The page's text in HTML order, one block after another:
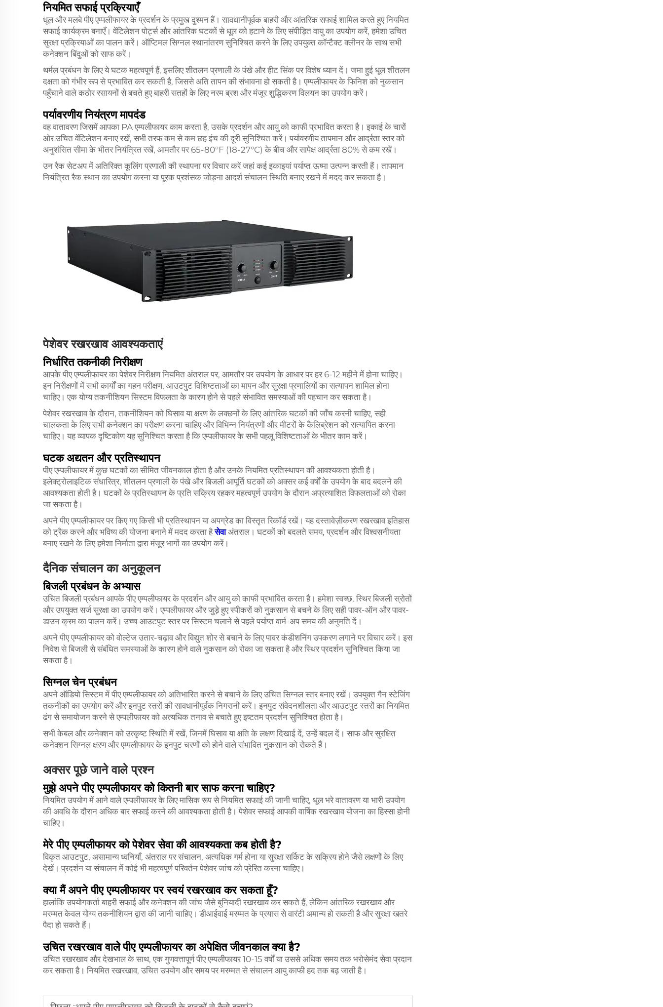
नियमित सफाई प्रक्रियाएँ
धूल और मलबे पीए एम्पलीफायर के प्रदर्शन के प्रमुख दुश्मन हैं। सावधानीपूर्वक बाहरी और आंतरिक सफाई शामिल करते हुए नियमित
सफाई कार्यक्रम बनाएँ। वेंटिलेशन पोर्ट्स और आंतरिक घटकों से धूल को हटाने के लिए संपीड़ित वायु का उपयोग करें, हमेशा उचित
सुरक्षा प्रक्रियाओं का पालन करें। ऑप्टिमल सिग्नल स्थानांतरण सुनिश्चित करने के लिए उपयुक्त कॉन्टैक्ट क्लीनर के साथ सभी
कनेक्शन बिंदुओं को साफ करें।
थर्मल प्रबंधन के लिए ये घटक महत्वपूर्ण हैं, इसलिए शीतलन प्रणाली के पंखे और हीट सिंक पर विशेष ध्यान दें। जमा हुई धूल शीतलन
दक्षता को गंभीर रूप से प्रभावित कर सकती है, जिससे अति तापन की संभावना हो सकती है। एम्पलीफायर के फिनिश को नुकसान
पहुँचाने वाले कठोर रसायनों से बचते हुए बाहरी सतहों के लिए नरम ब्रश और मंजूर शुद्धिकरण विलयन का उपयोग करें।
पर्यावरणीय नियंत्रण मापदंड
वह वातावरण जिसमें आपका PA एम्पलीफायर काम करता है, उसके प्रदर्शन और आयु को काफी प्रभावित करता है। इकाई के चारों
ओर उचित वेंटिलेशन बनाए रखें, सभी तरफ कम से कम छह इंच की दूरी सुनिश्चित करें। पर्यावरणीय तापमान और आर्द्रता स्तर को
अनुशंसित सीमा के भीतर नियंत्रित रखें, आमतौर पर 65-80°F (18-27°C) के बीच और सापेक्ष आर्द्रता 80% से कम रखें।
उन रैक सेटअप में अतिरिक्त कूलिंग प्रणाली की स्थापना पर विचार करें जहां कई इकाइयां पर्याप्त ऊष्मा उत्पन्न करती हैं। तापमान
नियंत्रित रैक स्थान का उपयोग करना या पूरक प्रशंसक जोड़ना आदर्श संचालन स्थिति बनाए रखने में मदद कर सकता है।
पेशेवर रखरखाव आवश्यकताएं
निर्धारित तकनीकी निरीक्षण
आपके पीए एम्पलीफायर का पेशेवर निरीक्षण नियमित अंतराल पर, आमतौर पर उपयोग के आधार पर हर 6-12 महीने में होना चाहिए।
इन निरीक्षणों में सभी कार्यों का गहन परीक्षण, आउटपुट विशिष्टताओं का मापन और सुरक्षा प्रणालियों का सत्यापन शामिल होना
चाहिए। एक योग्य तकनीशियन सिस्टम विफलता के कारण होने से पहले संभावित समस्याओं की पहचान कर सकता है।
पेशेवर रखरखाव के दौरान, तकनीशियन को घिसाव या क्षरण के लक्छनों के लिए आंतरिक घटकों की जाँच करनी चाहिए, सही
चालकता के लिए सभी कनेक्शन का परीक्षण करना चाहिए और विभिन्न नियंत्रणों और मीटरों के कैलिब्रेशन को सत्यापित करना
चाहिए। यह व्यापक दृष्टिकोण यह सुनिश्चित करता है कि एम्पलीफायर के सभी पहलू विशिष्टताओं के भीतर काम करें।
घटक अद्यतन और प्रतिस्थापन
पीए एम्पलीफायर में कुछ घटकों का सीमित जीवनकाल होता है और उनके नियमित प्रतिस्थापन की आवश्यकता होती है।
इलेक्ट्रोलाइटिक संधारित्र, शीतलन प्रणाली के पंखे और बिजली आपूर्ति घटकों को अक्सर कई वर्षों के उपयोग के बाद बदलने की
आवश्यकता होती है। घटकों के प्रतिस्थापन के प्रति सक्रिय रहकर महत्वपूर्ण उपयोग के दौरान अप्रत्याशित विफलताओं को रोका
जा सकता है।
अपने पीए एम्पलीफायर पर किए गए किसी भी प्रतिस्थापन या अपग्रेड का विस्तृत रिकॉर्ड रखें। यह दस्तावेज़ीकरण रखरखाव इतिहास
को ट्रैक करने और भविष्य की योजना बनाने में मदद करता हैसेवाअंतराल। घटकों को बदलते समय, प्रदर्शन और विश्वसनीयता
बनाए रखने के लिए हमेशा निर्माता द्वारा मंजूर भागों का उपयोग करें।
दैनिक संचालन का अनुकूलन
बिजली प्रबंधन के अभ्यास
उचित बिजली प्रबंधन आपके पीए एम्पलीफायर के प्रदर्शन और आयु को काफी प्रभावित करता है। हमेशा स्वच्छ, स्थिर बिजली स्रोतों
और उपयुक्त सर्ज सुरक्षा का उपयोग करें। एम्पलीफायर और जुड़े हुए स्पीकरों को नुकसान से बचने के लिए सही पावर-ऑन और पावर-
डाउन क्रम का पालन करें। उच्च आउटपुट स्तर पर सिस्टम चलाने से पहले पर्याप्त वार्म-अप समय की अनुमति दें।
अपने पीए एम्पलीफायर को वोल्टेज उतार-चढ़ाव और विद्युत शोर से बचाने के लिए पावर कंडीशनिंग उपकरण लगाने पर विचार करें। इस
निवेश से बिजली से संबंधित समस्याओं के कारण होने वाले नुकसान को रोका जा सकता है और स्थिर प्रदर्शन सुनिश्चित किया जा
सकता है।
सिग्नल चेन प्रबंधन
अपने ऑडियो सिस्टम में पीए एम्पलीफायर को अतिभारित करने से बचाने के लिए उचित सिग्नल स्तर बनाए रखें। उपयुक्त गैन स्टेजिंग
तकनीकों का उपयोग करें और इनपुट स्तरों की सावधानीपूर्वक निगरानी करें। इनपुट संवेदनशीलता और आउटपुट स्तरों का नियमित
ढंग से समायोजन करने से एम्पलीफायर को अत्यधिक तनाव से बचाते हुए इष्टतम प्रदर्शन सुनिश्चित होता है।
सभी केबल और कनेक्शन को उत्कृष्ट स्थिति में रखें, जिनमें घिसाव या क्षति के लक्षण दिखाई दें, उन्हें बदल दें। साफ और सुरक्षित
कनेक्शन सिग्नल क्षरण और एम्पलीफायर के इनपुट चरणों को होने वाले संभावित नुकसान को रोकते हैं।
अक्सर पूछे जाने वाले प्रश्न
मुझे अपने पीए एम्पलीफायर को कितनी बार साफ करना चाहिए?
नियमित उपयोग में आने वाले एम्पलीफायर के लिए मासिक रूप से नियमित सफाई की जानी चाहिए, धूल भरे वातावरण या भारी उपयोग
की अवधि के दौरान अधिक बार सफाई करने की आवश्यकता होती है। पेशेवर सफाई आपकी वार्षिक रखरखाव योजना का हिस्सा होनी
चाहिए।
मेरे पीए एम्पलीफायर को पेशेवर सेवा की आवश्यकता कब होती है?
विकृत आउटपुट, असामान्य ध्वनियाँ, अंतराल पर संचालन, अत्यधिक गर्म होना या सुरक्षा सर्किट के सक्रिय होने जैसे लक्षणों के लिए
देखें। प्रदर्शन या संचालन में कोई भी महत्वपूर्ण परिवर्तन पेशेवर जांच को प्रेरित करना चाहिए।
क्या मैं अपने पीए एम्पलीफायर पर स्वयं रखरखाव कर सकता हूँ?
हालांकि उपयोगकर्ता बाहरी सफाई और कनेक्शन की जांच जैसे बुनियादी रखरखाव कर सकते हैं, लेकिन आंतरिक रखरखाव और
मरम्मत केवल योग्य तकनीशियन द्वारा की जानी चाहिए। डीआईवाई मरम्मत के प्रयास से वारंटी अमान्य हो सकती है और सुरक्षा खतरे
पैदा हो सकते हैं।
उचित रखरखाव वाले पीए एम्पलीफायर का अपेक्षित जीवनकाल क्या है?
उचित रखरखाव और देखभाल के साथ, एक गुणवत्तापूर्ण पीए एम्पलीफायर 10-15 वर्षों या उससे अधिक समय तक भरोसेमंद सेवा प्रदान
कर सकता है। नियमित रखरखाव, उचित उपयोग और समय पर मरम्मत से संचालन आयु काफी हद तक बढ़ जाती है।